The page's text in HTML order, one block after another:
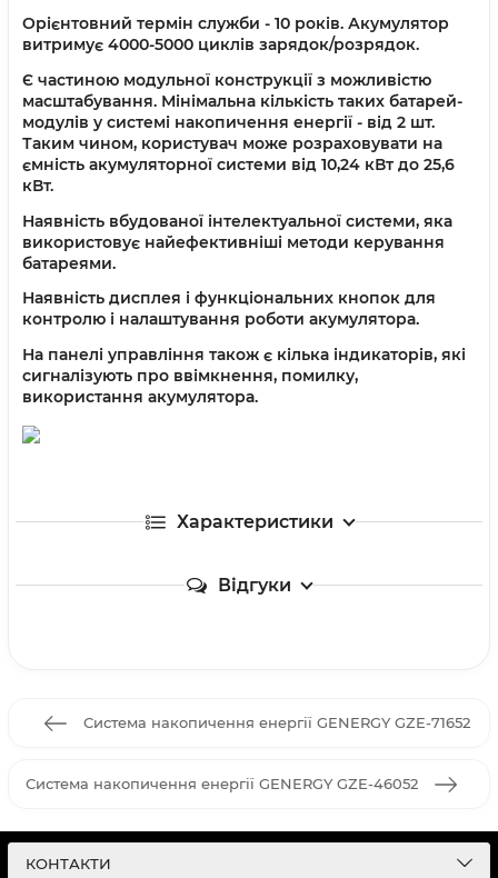
Орієнтовний термін служби - 10 років. Акумулятор
витримує 4000-5000 циклів зарядок/розрядок.
Є частиною модульної конструкції з можливістю
масштабування. Мінімальна кількість таких батарей-
модулів у системі накопичення енергії - від 2 шт.
Таким чином, користувач може розраховувати на
ємність акумуляторної системи від 10,24 кВт до 25,6
кВт.
Наявність вбудованої інтелектуальної системи, яка
використовує найефективніші методи керування
батареями.
Наявність дисплея і функціональних кнопок для
контролю і налаштування роботи акумулятора.
На панелі управління також є кілька індикаторів, які
сигналізують про ввімкнення, помилку,
використання акумулятора.
Характеристики
Відгуки
Система накопичення енергії GENERGY GZE-71652
Система накопичення енергії GENERGY GZE-46052
КОНТАКТИ